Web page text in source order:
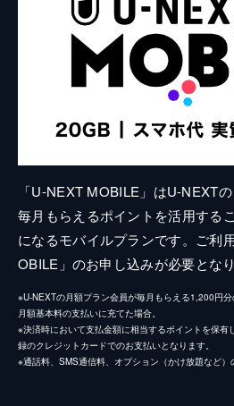
「U-NEXT MOBILE」はU-NEXT
毎月もらえるポイントを活用する
になるモバイルプランです。ご利
OBILE」のお申し込みが必要となり
※U-NEXTの月額プラン会員が毎月もらえる1,200円
月額基本料の支払いに充てた場合。
※決済時において支払金額に相当するポイントを保有
録のクレジットカードでのお支払いとなります。
※通話料、SMS通信料、オプション（かけ放題など）